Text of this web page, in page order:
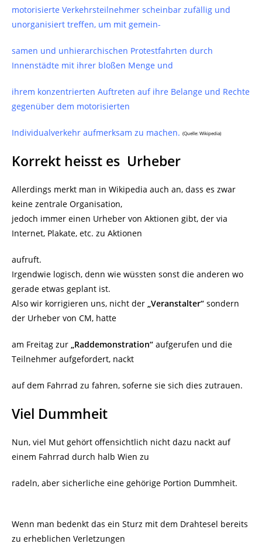
motorisierte Verkehrsteilnehmer scheinbar zufällig und
unorganisiert treffen, um mit gemein-
samen und unhierarchischen Protestfahrten durch
Innenstädte mit ihrer bloßen Menge und
ihrem konzentrierten Auftreten auf ihre Belange und Rechte
gegenüber dem motorisierten
Individualverkehr aufmerksam zu machen. (Quelle: Wikipedia)
Korrekt heisst es Urheber
Allerdings merkt man in Wikipedia auch an, dass es zwar
keine zentrale Organisation,
jedoch immer einen Urheber von Aktionen gibt, der via
Internet, Plakate, etc. zu Aktionen
aufruft.
Irgendwie logisch, denn wie wüssten sonst die anderen wo
gerade etwas geplant ist.
Also wir korrigieren uns, nicht der „Veranstalter“ sondern
der Urheber von CM, hatte
am Freitag zur „Raddemonstration“ aufgerufen und die
Teilnehmer aufgefordert, nackt
auf dem Fahrrad zu fahren, soferne sie sich dies zutrauen.
Viel Dummheit
Nun, viel Mut gehört offensichtlich nicht dazu nackt auf
einem Fahrrad durch halb Wien zu
radeln, aber sicherliche eine gehörige Portion Dummheit.
Wenn man bedenkt das ein Sturz mit dem Drahtesel bereits
zu erheblichen Verletzungen